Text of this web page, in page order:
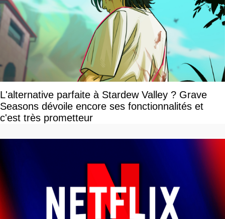
L'alternative parfaite à Stardew Valley ? Grave
Seasons dévoile encore ses fonctionnalités et
c'est très prometteur